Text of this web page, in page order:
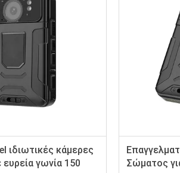
Επαγγελματικές κάμερες
προσωπικού σώματος με